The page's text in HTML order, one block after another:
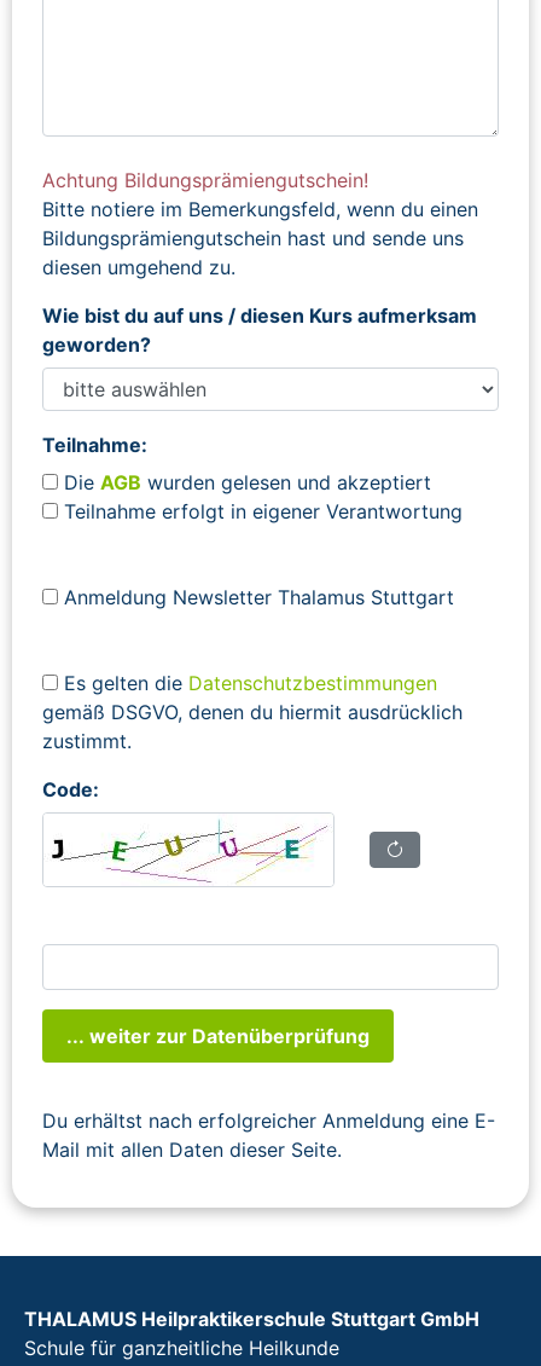
Achtung Bildungsprämiengutschein!
Bitte notiere im Bemerkungsfeld, wenn du einen
Bildungsprämiengutschein hast und sende uns
diesen umgehend zu.
Wie bist du auf uns / diesen Kurs aufmerksam
geworden?
Teilnahme:
Die AGB wurden gelesen und akzeptiert
Teilnahme erfolgt in eigener Verantwortung
Anmeldung Newsletter Thalamus Stuttgart
Es gelten die Datenschutzbestimmungen
gemäß DSGVO, denen du hiermit ausdrücklich
zustimmt.
Code:
... weiter zur Datenüberprüfung
Du erhältst nach erfolgreicher Anmeldung eine E-
Mail mit allen Daten dieser Seite.
THALAMUS Heilpraktikerschule Stuttgart GmbH
Schule für ganzheitliche Heilkunde